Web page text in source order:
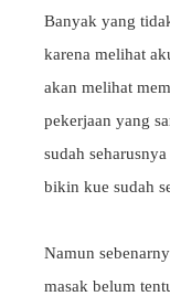
Banyak yang
karena melihat
akan melihat
pekerjaan yang
sudah
bikin kue sudah
Namun
masak belum